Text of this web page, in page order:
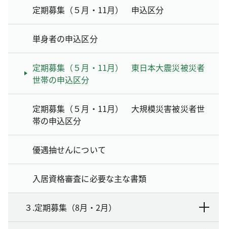
定期募集（５月・11月） 申込区分
単身者の申込区分
定期募集（５月・11月） 東日本大震災被災者
世帯の申込区分
定期募集（５月・11月） 大規模災害被災者世
帯の申込区分
優遇抽せんについて
入居資格審査に必要な主な書類
３.定期募集（8月・2月）